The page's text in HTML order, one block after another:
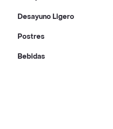
Desayuno Ligero
Postres
Bebidas